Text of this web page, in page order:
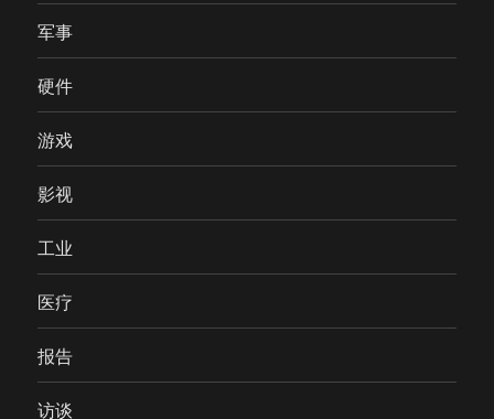
军事
硬件
游戏
影视
工业
医疗
报告
访谈